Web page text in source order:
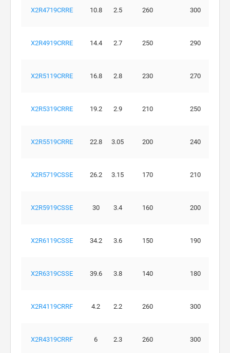
X2R4719CRRE 10.8 2.5 260 300
X2R4919CRRE 14.4 2.7 250 290
X2R5119CRRE 16.8 2.8 230 270
X2R5319CRRE 19.2 2.9 210 250
X2R5519CRRE 22.8 3.05 200 240
X2R5719CSSE 26.2 3.15 170 210
X2R5919CSSE 30 3.4 160 200
X2R6119CSSE 34.2 3.6 150 190
X2R6319CSSE 39.6 3.8 140 180
X2R4119CRRF 4.2 2.2 260 300
X2R4319CRRF 6 2.3 260 300